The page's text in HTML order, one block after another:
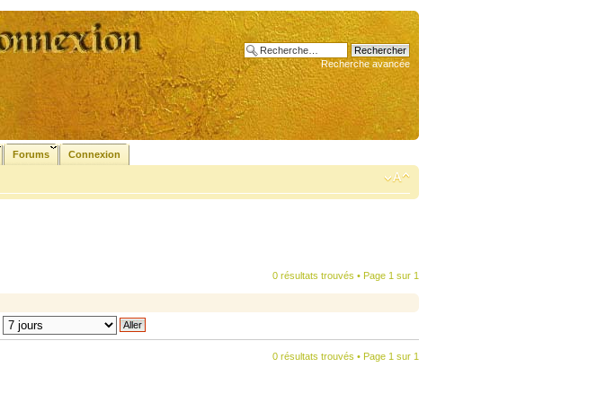
Recherche avancée
Forums Connexion
0 résultats trouvés • Page 1 sur 1
0 résultats trouvés • Page 1 sur 1